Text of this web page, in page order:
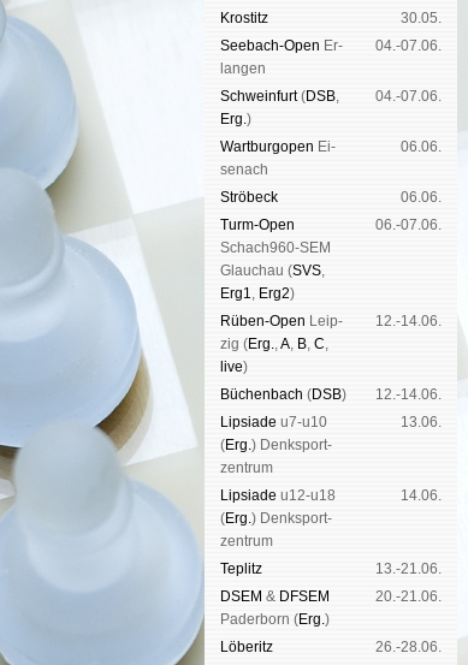
Kros­titz
30.05.
See­bach-Open Er­
lan­gen
04.-07.06.
Schwein­furt(DSB,
Erg.)
04.-07.06.
Wart­burg­open Ei­
se­nach
06.06.
Strö­beck
06.06.
Turm-Open
Schach960-SEM
Glau­chau (SVS,
Erg1, Erg2)
06.-07.06.
Rüben-Open Leip­
zig (Erg.,A, B, C,
live)
12.-14.06.
Büchen­bach (DSB)
12.-14.06.
Lipsiade u7-u10
(Erg.) Denk­sport­
zen­trum
13.06.
Lipsiade u12-u18
(Erg.) Denk­sport­
zen­trum
14.06.
Tep­litz
13.-21.06.
DSEM & DFSEM
Pader­born (Erg.)
20.-21.06.
Lö­be­ritz
26.-28.06.